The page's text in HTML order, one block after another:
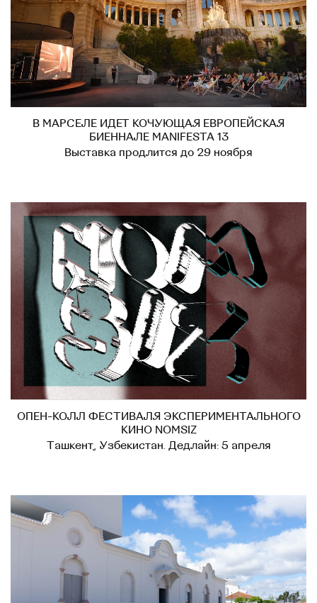
В МАРСЕЛЕ ИДЕТ КОЧУЮЩАЯ ЕВРОПЕЙСКАЯ
БИЕННАЛЕ MANIFESTA 13
Выставка продлится до 29 ноября
ОПЕН-КОЛЛ ФЕСТИВАЛЯ ЭКСПЕРИМЕНТАЛЬНОГО
КИНО NOMSIZ
Ташкент, Узбекистан. Дедлайн: 5 апреля